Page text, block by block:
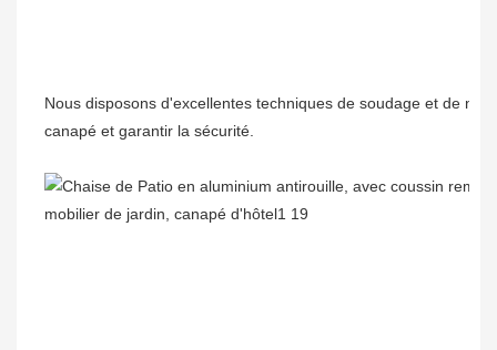
Nous disposons d'excellentes techniques de soudage et de
canapé et garantir la sécurité.